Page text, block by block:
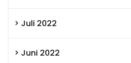
Juli 2022
Juni 2022